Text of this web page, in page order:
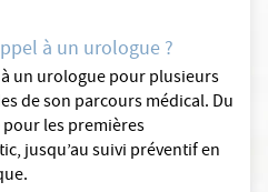
à un urologue ?
un urologue pour plusieurs
de son parcours médical. Du
les premières
jusqu’au suivi préventif en